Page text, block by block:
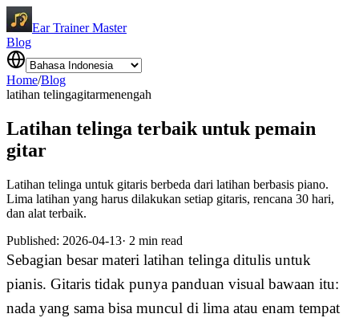
Ear Trainer Master
Blog
Home/Blog
latihan telingagitarmenengah
Latihan telinga terbaik untuk pemain
gitar
Latihan telinga untuk gitaris berbeda dari latihan berbasis piano.
Lima latihan yang harus dilakukan setiap gitaris, rencana 30 hari,
dan alat terbaik.
Published: 2026-04-13· 2 min read
Sebagian besar materi latihan telinga ditulis untuk
pianis. Gitaris tidak punya panduan visual bawaan itu:
nada yang sama bisa muncul di lima atau enam tempat